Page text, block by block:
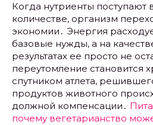
Когда нутриенты поступают
количестве, организм
экономии․ Энергия
базовые нужды, а на
результатах ее просто не
переутомление становится
спутником атлета,
продуктов животного
должной компенсации․
почему вегетарианство